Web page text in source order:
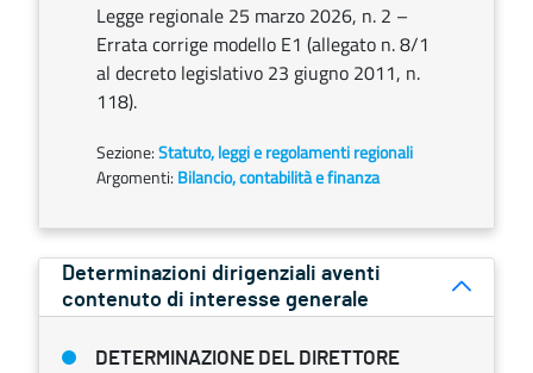
Legge regionale 25 marzo 2026, n. 2 –
Errata corrige modello E1 (allegato n. 8/1
al decreto legislativo 23 giugno 2011, n.
118).
Sezione:Statuto, leggi e regolamenti regionali
Argomenti: Bilancio, contabilità e finanza
Determinazioni dirigenziali aventi
contenuto di interesse generale
DETERMINAZIONE DEL DIRETTORE